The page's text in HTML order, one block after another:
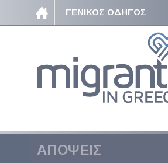
ΓΕΝΙΚΟΣ ΟΔΗΓΟΣ
ΑΠΟΨΕΙΣ